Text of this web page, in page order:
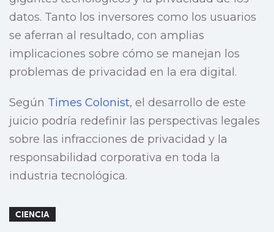
datos. Tanto los inversores como los usuarios
se aferran al resultado, con amplias
implicaciones sobre cómo se manejan los
problemas de privacidad en la era digital.
Según Times Colonist, el desarrollo de este
juicio podría redefinir las perspectivas legales
sobre las infracciones de privacidad y la
responsabilidad corporativa en toda la
industria tecnológica.
CIENCIA